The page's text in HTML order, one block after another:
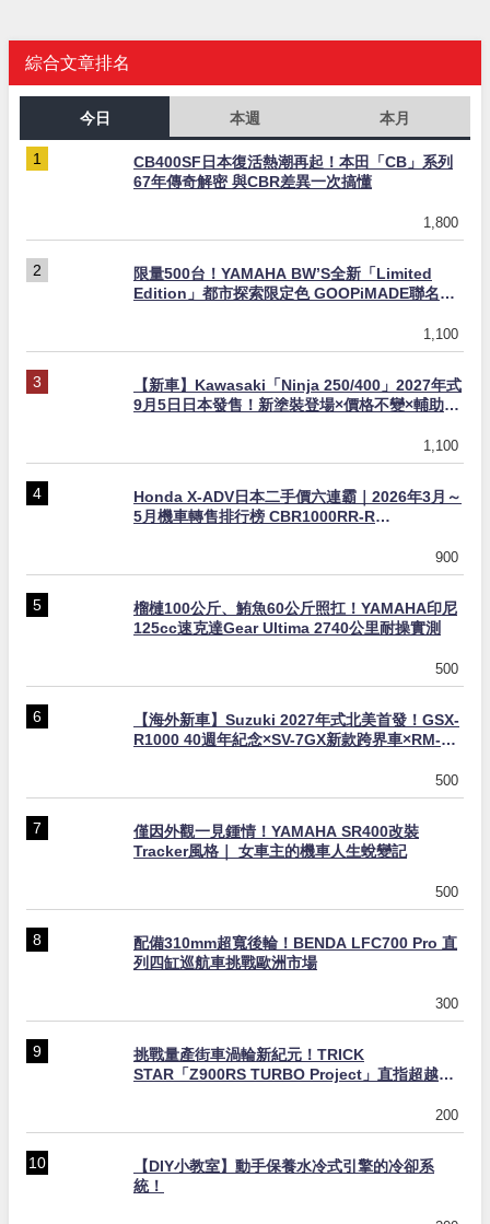
綜合文章排名
今日 本週 本月
CB400SF日本復活熱潮再起！本田「CB」系列
67年傳奇解密 與CBR差異一次搞懂
1,800
限量500台！YAMAHA BW’S全新「Limited
Edition」都市探索限定色 GOOPiMADE聯名包
1,100
【新車】Kawasaki「Ninja 250/400」2027年式
9月5日日本發售！新塗裝登場×價格不變×輔助滑
1,100
Honda X-ADV日本二手價六連霸｜2026年3月～
5月機車轉售排行榜 CBR1000RR-R
900
榴槤100公斤、鮪魚60公斤照扛！YAMAHA印尼
125cc速克達Gear Ultima 2740公里耐操實測
500
【海外新車】Suzuki 2027年式北美首發！GSX-
R1000 40週年紀念×SV-7GX新款跨界車×RM-
500
僅因外觀一見鍾情！YAMAHA SR400改裝
Tracker風格｜ 女車主的機車人生蛻變記
500
配備310mm超寬後輪！BENDA LFC700 Pro 直
列四缸巡航車挑戰歐洲市場
300
挑戰量產街車渦輪新紀元！TRICK
STAR「Z900RS TURBO Project」直指超越
200
【DIY小教室】動手保養水冷式引擎的冷卻系
統！